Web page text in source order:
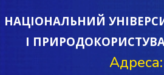
НАЦІОНАЛЬНИЙ
І
Адреса: